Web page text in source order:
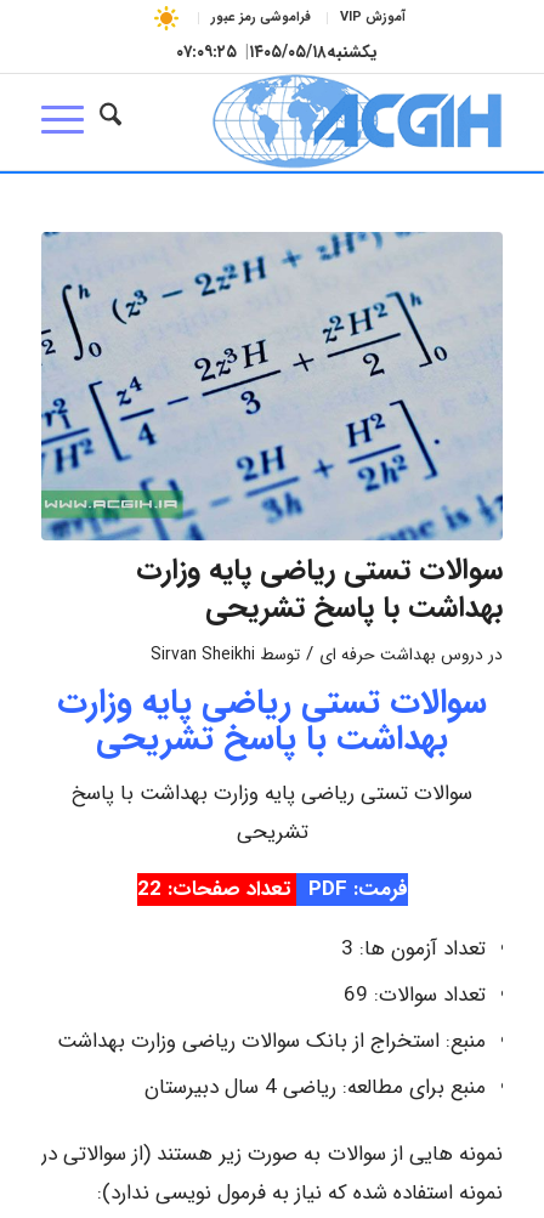
آموزش VIP فراموشی رمز عبور
یکشنبه۱۴۰۵/۰۵/۱۸| ۰۷:۰۹:۲۵
سوالات تستی ریاضی پایه وزارت
بهداشت با پاسخ تشریحی
در دروس بهداشت حرفه ای / توسط Sirvan Sheikhi
سوالات تستی ریاضی پایه وزارت
بهداشت با پاسخ تشریحی
سوالات تستی ریاضی پایه وزارت بهداشت با پاسخ
تشریحی
فرمت: PDF
تعداد صفحات: 22
تعداد آزمون ها: 3
تعداد سوالات: 69
منبع: استخراج از بانک سوالات ریاضی وزارت بهداشت
منبع برای مطالعه: ریاضی 4 سال دبیرستان
نمونه هایی از سوالات به صورت زیر هستند (از سوالاتی در
نمونه استفاده شده که نیاز به فرمول نویسی ندارد):